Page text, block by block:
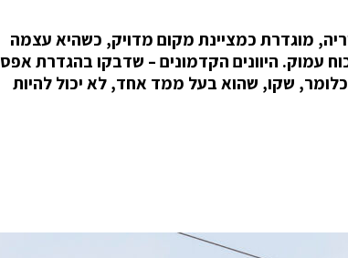
מוגדרת כמציינת מקום מדויק, כשהיא עצמה
עמוק. היוונים הקדמונים – שדבקו בהגדרת אפס
שקו, שהוא בעל ממד אחד, לא יכול להיות